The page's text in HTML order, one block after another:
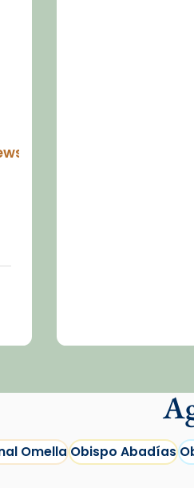
2026-
OmellaObispo Abadías